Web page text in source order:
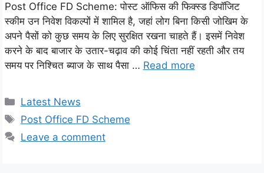
Post Office FD Scheme: पोस्ट ऑफिस की फिक्स्ड डिपॉजिट
स्कीम उन निवेश विकल्पों में शामिल है, जहां लोग बिना किसी जोखिम के
अपने पैसों को कुछ समय के लिए सुरक्षित रखना चाहते हैं। इसमें निवेश
करने के बाद बाजार के उतार-चढ़ाव की कोई चिंता नहीं रहती और तय
समय पर निश्चित ब्याज के साथ पैसा … Read more
Categories
Latest News
Tags
Post Office FD Scheme
Leave a comment